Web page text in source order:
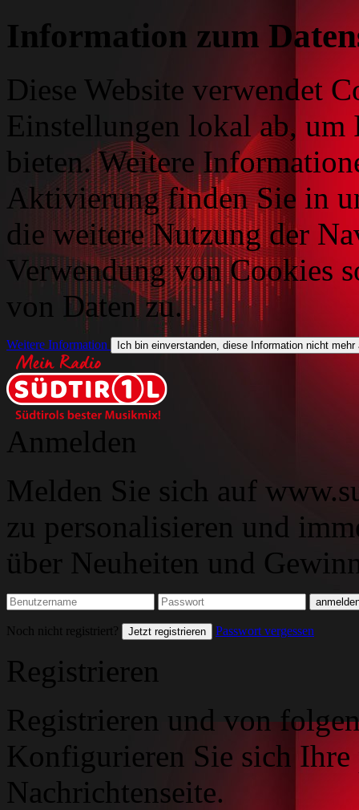
Information zum
Diese Website verwendet
Einstellungen lokal ab, um
bieten. Weitere
Aktivierung finden Sie in
die weitere Nutzung der
Verwendung von Cookies
von Daten zu.
Weitere Information Ich bin einverstanden, diese Information nicht mehr
Anmelden
Melden Sie sich auf
zu personalisieren und
über Neuheiten und
Noch nicht registriert? Jetzt registrieren Passwort vergessen
Registrieren
Registrieren und von
Konfigurieren Sie sich
Nachrichtenseite.